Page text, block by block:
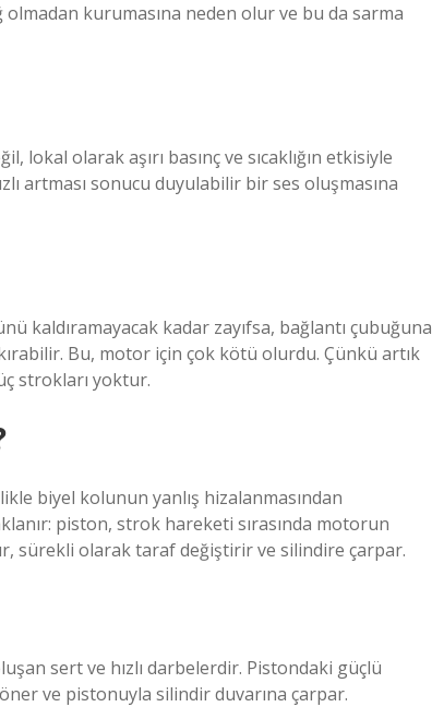
olmadan kurumasına neden olur ve bu da sarma
lokal olarak aşırı basınç ve sıcaklığın etkisiyle
artması sonucu duyulabilir bir ses oluşmasına
kaldıramayacak kadar zayıfsa, bağlantı çubuğuna
Bu, motor için çok kötü olurdu. Çünkü artık
strokları yoktur.
biyel kolunun yanlış hizalanmasından
piston, strok hareketi sırasında motorun
sürekli olarak taraf değiştirir ve silindire çarpar.
sert ve hızlı darbelerdir. Pistondaki güçlü
ve pistonuyla silindir duvarına çarpar.